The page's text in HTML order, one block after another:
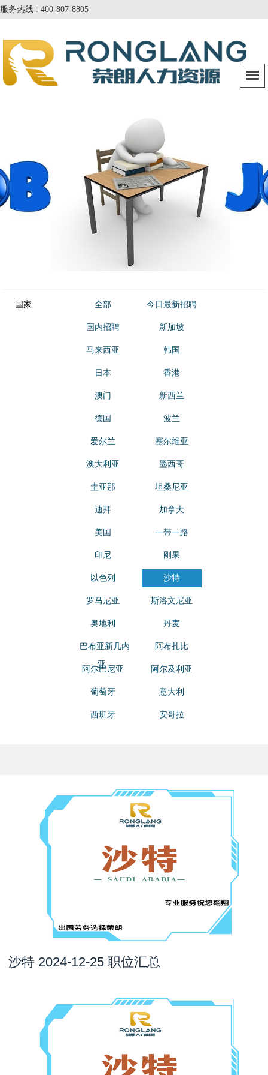
服务热线 : 400-807-8805
国家 全部 今日最新招聘
国内招聘 新加坡
马来西亚 韩国
日本 香港
澳门 新西兰
德国 波兰
爱尔兰 塞尔维亚
澳大利亚 墨西哥
圭亚那 坦桑尼亚
迪拜 加拿大
美国 一带一路
印尼 刚果
以色列 沙特
罗马尼亚 斯洛文尼亚
奥地利 丹麦
巴布亚新几内
亚
阿布扎比
阿尔巴尼亚 阿尔及利亚
葡萄牙 意大利
西班牙 安哥拉
沙特 2024-12-25 职位汇总